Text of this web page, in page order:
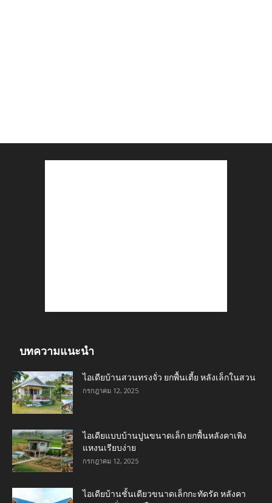
บทความแนะนำ
ไอเดียบ้านสวนทรงจั่ว ยกพื้นเตี้ย หลังเล็กในสวน
กรกฎาคม 12, 2025
ไอเดียแบบบ้านปูนขนาดเล็ก ยกพื้นหลังคาเพิง
แหงนเรียบง่าย
กรกฎาคม 12, 2025
ไอเดียบ้านชั้นเดียวขนาดเล็กกะทัดรัด หลังคา